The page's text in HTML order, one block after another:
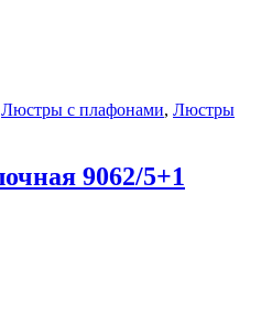
Люстры с плафонами, Люстры
9062/5+1